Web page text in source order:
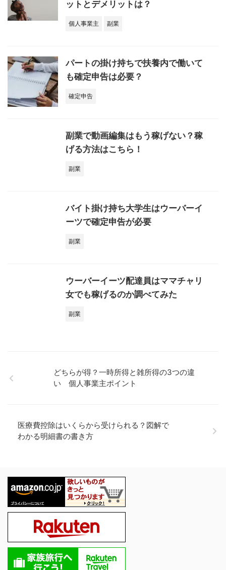
ットとデメリットは？
個人事業主 副業
パートの掛け持ちで扶養内で働いて
も確定申告は必要？
確定申告
副業で動画編集はもう稼げない？稼
げる方法はこちら！
副業
バイト掛け持ち大学生はウーバーイ
ーツで確定申告が必要
副業
ウーバーイーツ配達員はママチャリ
女でも稼げるのか調べてみた
副業
どちらが得？一時所得と雑所得の3つの違
い 個人事業主ポイント
医療費控除はいくらから受けられる？図解で
わかる明細書の書き方